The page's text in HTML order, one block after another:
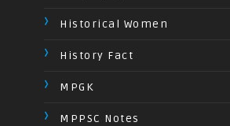
Historical Women
History Fact
MPGK
MPPSC Notes